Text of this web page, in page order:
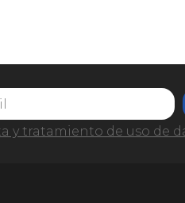
y tratamiento de uso de